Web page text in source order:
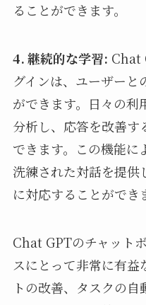
ることができます。
4. 継続的な学習: Chat
グインは、ユーザーと
ができます。日々の利
分析し、応答を改善
できます。この機能に
洗練された対話を提供
に対応することができ
Chat GPTのチャット
スにとって非常に有益
トの改善、タスクの